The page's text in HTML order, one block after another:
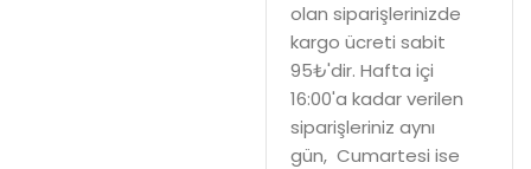
olan siparişlerinizde
kargo ücreti sabit
95₺'dir. Hafta içi
16:00'a kadar verilen
siparişleriniz aynı
gün, Cumartesi ise